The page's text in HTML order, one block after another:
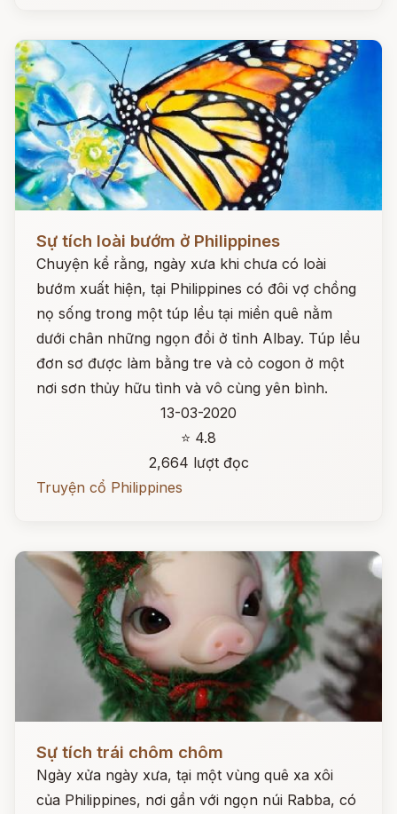
Sự tích loài bướm ở Philippines
Chuyện kể rằng, ngày xưa khi chưa có loài
bướm xuất hiện, tại Philippines có đôi vợ chồng
nọ sống trong một túp lều tại miền quê nằm
dưới chân những ngọn đồi ở tỉnh Albay. Túp lều
đơn sơ được làm bằng tre và cỏ cogon ở một
nơi sơn thủy hữu tình và vô cùng yên bình.
13-03-2020
⭐ 4.8
2,664 lượt đọc
Truyện cổ Philippines
Sự tích trái chôm chôm
Ngày xửa ngày xưa, tại một vùng quê xa xôi
của Philippines, nơi gần với ngọn núi Rabba, có